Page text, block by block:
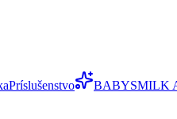
Príslušenstvo BABYSMILK